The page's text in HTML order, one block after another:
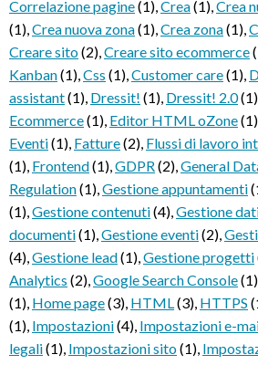
Correlazione pagine(1),Crea(1),Crea
(1),Crea nuova zona(1),Crea zona(1),
Creare sito(2),Creare sito ecommerce
Kanban(1),Css (1),Customer care(1),
assistant(1), Dressit! (1), Dressit! 2.0(1)
Ecommerce(1), Editor HTML oZone(1)
Eventi(1), Fatture(2), Flussi di lavoro
(1), Frontend(1),GDPR(2),General
Regulation(1),Gestione appuntamenti
(1),Gestione contenuti(4),Gestione
documenti(1),Gestione eventi(2),
(4),Gestione lead(1),Gestione progetti
Analytics (2),Google Search Console(1)
(1), Home page(3), HTML(3), HTTPS
(1), Impostazioni(4), Impostazioni e-
legali(1), Impostazioni sito(1),